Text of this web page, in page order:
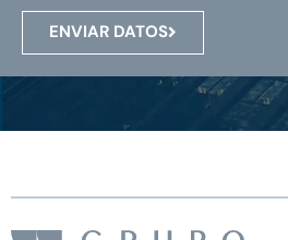
ENVIAR DATOS